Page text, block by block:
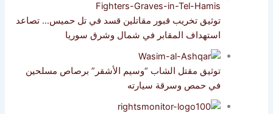
توثيق تخريب قبور مقاتلين قسد في تل حميس… تصاعد
استهداف المقابر في شمال وشرق سوريا
توثيق مقتل الشاب “وسيم الأشقر” برصاص مسلحين
في حمص وسرقة سيارته